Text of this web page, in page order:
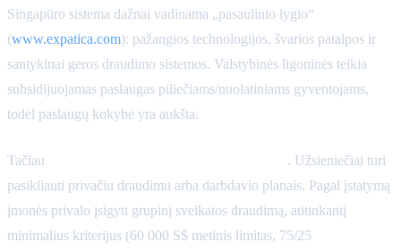
Singapūro sistema dažnai vadinama „pasaulinio lygio“
(www.expatica.com): pažangios technologijos, švarios patalpos ir
santykinai geros draudimo sistemos. Valstybinės ligoninės teikia
subsidijuojamas paslaugas piliečiams/nuolatiniams gyventojams,
todėl paslaugų kokybė yra aukšta.
Tačiau
. Užsieniečiai turi
pasikliauti privačiu draudimu arba darbdavio planais. Pagal įstatymą
įmonės privalo įsigyti grupinį sveikatos draudimą, atitinkantį
minimalius kriterijus (60 000 S$ metinis limitas, 75/25